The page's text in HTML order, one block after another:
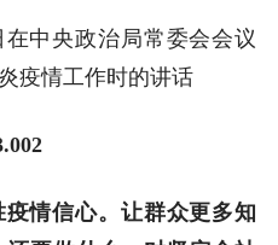
在中央政治局常委会会议
疫情工作时的讲话
情信心。让群众更多知